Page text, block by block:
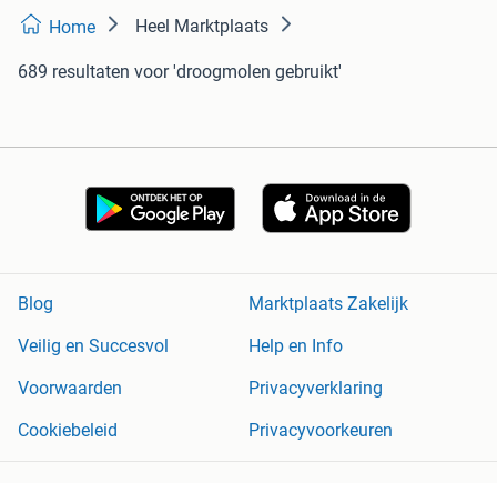
Home Heel Marktplaats
689 resultaten voor 'droogmolen gebruikt'
Blog
Marktplaats Zakelijk
Veilig en Succesvol
Help en Info
Voorwaarden
Privacyverklaring
Cookiebeleid
Privacyvoorkeuren